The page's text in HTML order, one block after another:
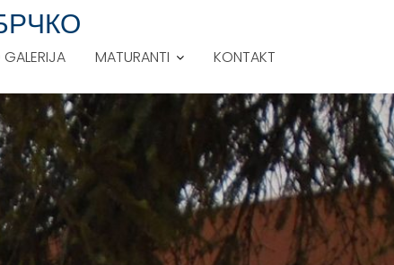
MATURANTI KONTAKT